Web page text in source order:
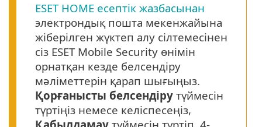
ESET HOME есептік жазбасынан
электрондық пошта мекенжайына
жіберілген жүктеп алу сілтемесінен
сіз ESET Mobile Security өнімін
орнатқан кезде белсендіру
мәліметтерін қарап шығыңыз.
Қорғанысты белсендіру түймесін
түртіңіз немесе келіспесеңіз,